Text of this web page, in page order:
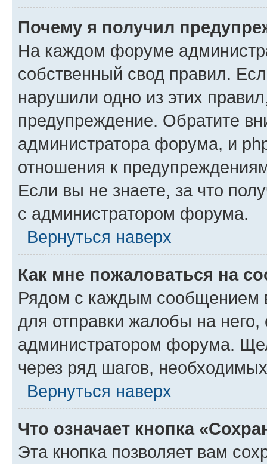
Почему я получил
На каждом форуме
собственный свод правил.
нарушили одно из этих
предупреждение. Обратите
администратора форума, и
отношения к
Если вы не знаете, за что
с администратором форума.
Вернуться наверх
Как мне пожаловаться на
Рядом с каждым сообщением
для отправки жалобы на
администратором форума.
через ряд шагов,
Вернуться наверх
Что означает кнопка
Эта кнопка позволяет вам